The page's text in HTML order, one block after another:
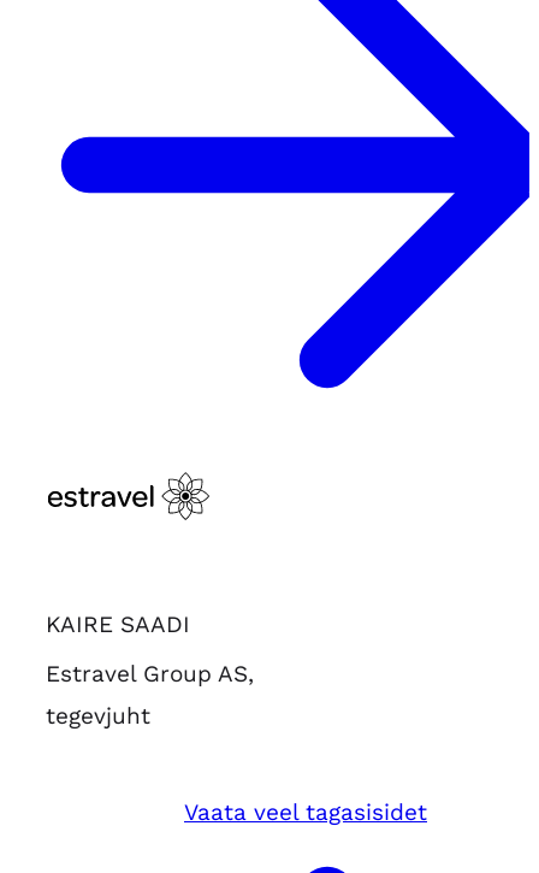
KAIRE SAADI
Estravel Group AS,
tegevjuht
Vaata veel tagasisidet